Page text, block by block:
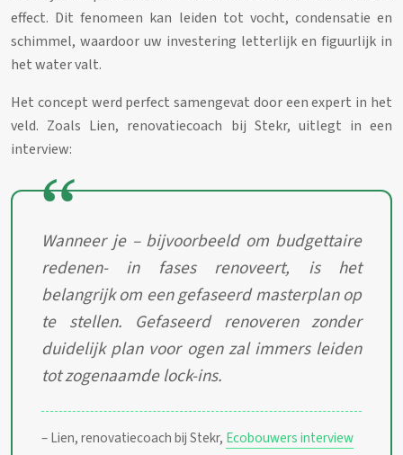
effect. Dit fenomeen kan leiden tot vocht, condensatie en
schimmel, waardoor uw investering letterlijk en figuurlijk in
het water valt.
Het concept werd perfect samengevat door een expert in het
veld. Zoals Lien, renovatiecoach bij Stekr, uitlegt in een
interview:
Wanneer je – bijvoorbeeld om budgettaire
redenen- in fases renoveert, is het
belangrijk om een gefaseerd masterplan op
te stellen. Gefaseerd renoveren zonder
duidelijk plan voor ogen zal immers leiden
tot zogenaamde lock-ins.
– Lien, renovatiecoach bij Stekr, Ecobouwers interview